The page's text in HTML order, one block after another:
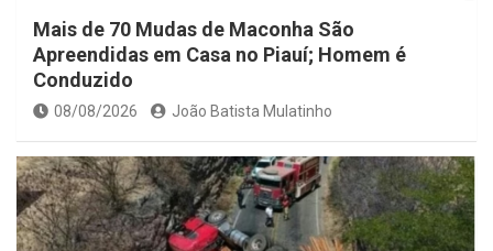
Mais de 70 Mudas de Maconha São
Apreendidas em Casa no Piauí; Homem é
Conduzido
08/08/2026 João Batista Mulatinho